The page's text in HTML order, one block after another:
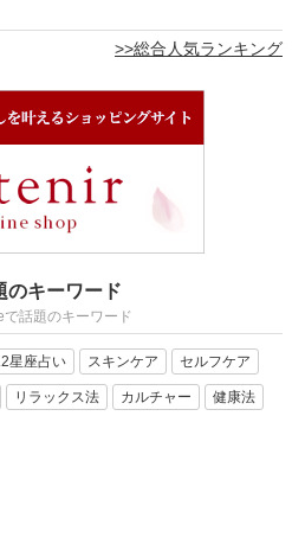
>>総合人気ランキング
のキーワード
で話題のキーワード
星座占い スキンケア セルフケア
リラックス法 カルチャー 健康法